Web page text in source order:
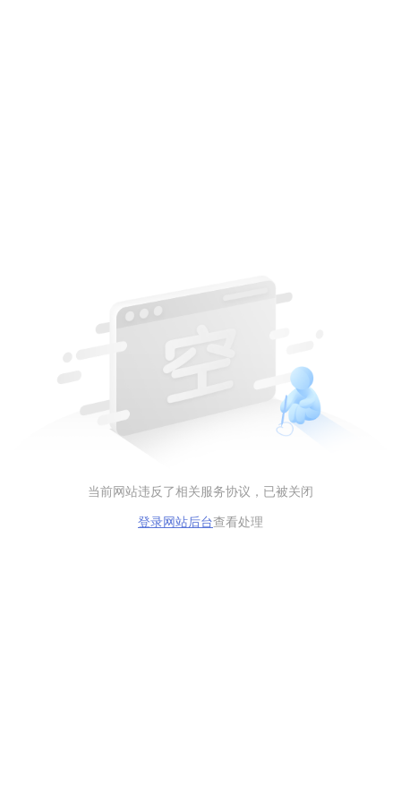
当前网站违反了相关服务协议，已被关闭
登录网站后台查看处理